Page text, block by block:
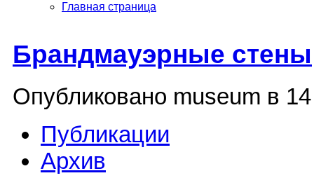
Главная страница
Брандмауэрные стены
Опубликовано museum в
Публикации
Архив